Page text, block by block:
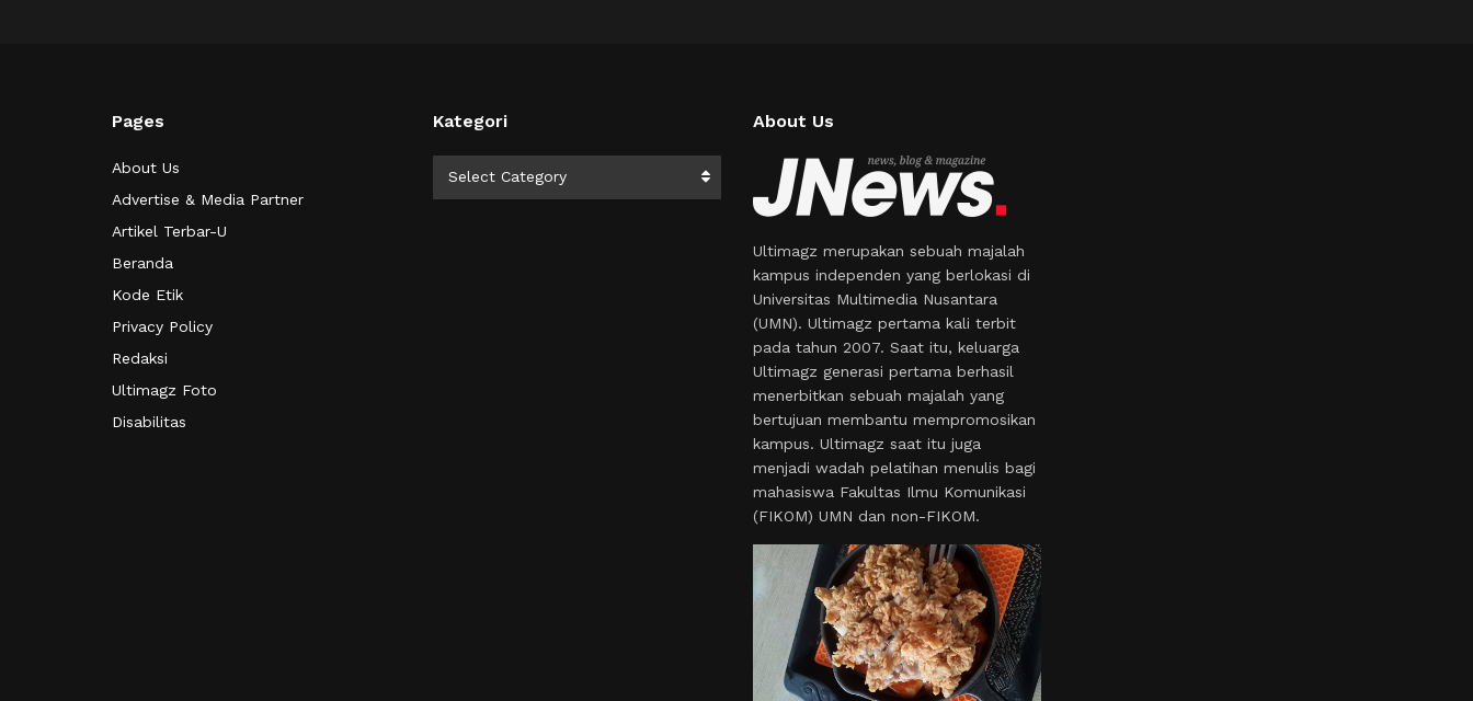
Pages
About Us
Advertise & Media Partner
Artikel Terbar-U
Beranda
Kode Etik
Privacy Policy
Redaksi
Ultimagz Foto
Disabilitas
Kategori
Select Category
About Us
Ultimagz merupakan sebuah majalah
kampus independen yang berlokasi di
Universitas Multimedia Nusantara
(UMN). Ultimagz pertama kali terbit
pada tahun 2007. Saat itu, keluarga
Ultimagz generasi pertama berhasil
menerbitkan sebuah majalah yang
bertujuan membantu mempromosikan
kampus. Ultimagz saat itu juga
menjadi wadah pelatihan menulis bagi
mahasiswa Fakultas Ilmu Komunikasi
(FIKOM) UMN dan non-FIKOM.